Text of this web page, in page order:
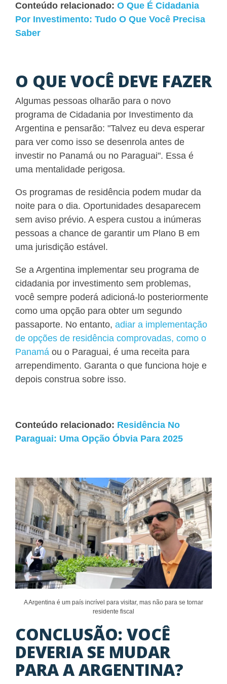
Conteúdo relacionado: O Que É Cidadania
Por Investimento: Tudo O Que Você Precisa
Saber
O QUE VOCÊ DEVE FAZER
Algumas pessoas olharão para o novo
programa de Cidadania por Investimento da
Argentina e pensarão: "Talvez eu deva esperar
para ver como isso se desenrola antes de
investir no Panamá ou no Paraguai". Essa é
uma mentalidade perigosa.
Os programas de residência podem mudar da
noite para o dia. Oportunidades desaparecem
sem aviso prévio. A espera custou a inúmeras
pessoas a chance de garantir um Plano B em
uma jurisdição estável.
Se a Argentina implementar seu programa de
cidadania por investimento sem problemas,
você sempre poderá adicioná-lo posteriormente
como uma opção para obter um segundo
passaporte. No entanto, adiar a implementação
de opções de residência comprovadas, como o
Panamá ou o Paraguai, é uma receita para
arrependimento. Garanta o que funciona hoje e
depois construa sobre isso.
Conteúdo relacionado: Residência No
Paraguai: Uma Opção Óbvia Para 2025
A Argentina é um país incrível para visitar, mas não para se tornar
residente fiscal
CONCLUSÃO: VOCÊ
DEVERIA SE MUDAR
PARA A ARGENTINA?